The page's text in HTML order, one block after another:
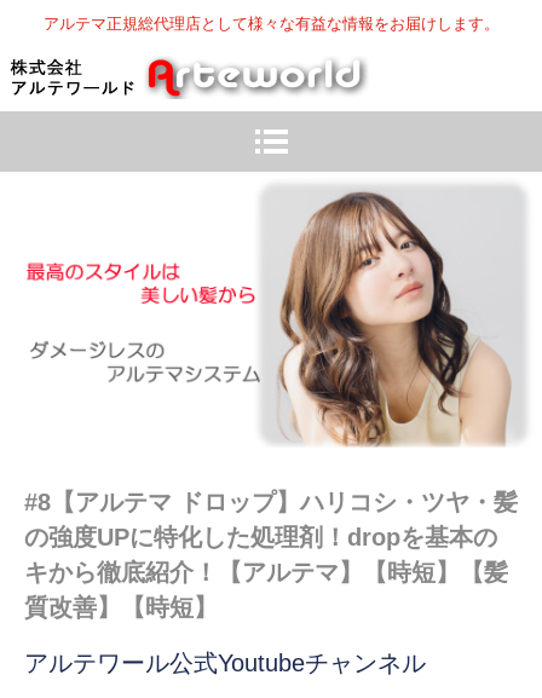
アルテマ正規総代理店として様々な有益な情報をお届けします。
#8【アルテマ ドロップ】ハリコシ・ツヤ・髪
の強度UPに特化した処理剤！dropを基本の
キから徹底紹介！【アルテマ】【時短】【髪
質改善】【時短】
アルテワール公式Youtubeチャンネル